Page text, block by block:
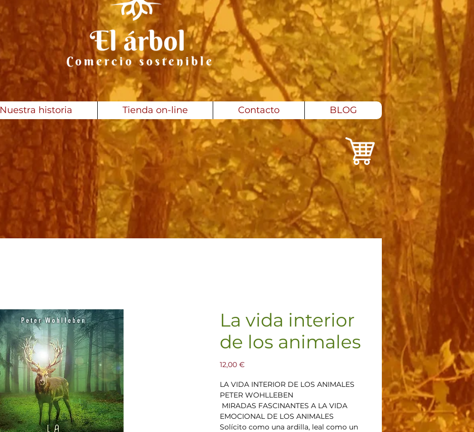
Nuestra historia Tienda on-line Contacto BLOG
La vida interior
de los animales
12,00 €Precio
LA VIDA INTERIOR DE LOS ANIMALES
PETER WOHLLEBEN
MIRADAS FASCINANTES A LA VIDA
EMOCIONAL DE LOS ANIMALES
Solícito como una ardilla, leal como un